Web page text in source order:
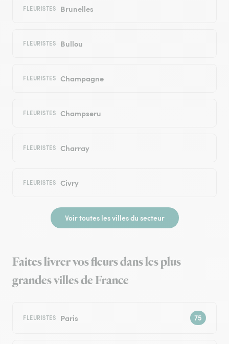
FLEURISTES Brunelles
FLEURISTES Bullou
FLEURISTES Champagne
FLEURISTES Champseru
FLEURISTES Charray
FLEURISTES Civry
Voir toutes les villes du secteur
Faites livrer vos fleurs dans les plus
grandes villes de France
FLEURISTES Paris